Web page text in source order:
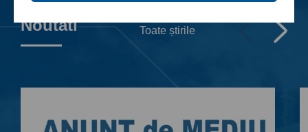
Noutati Toate știrile